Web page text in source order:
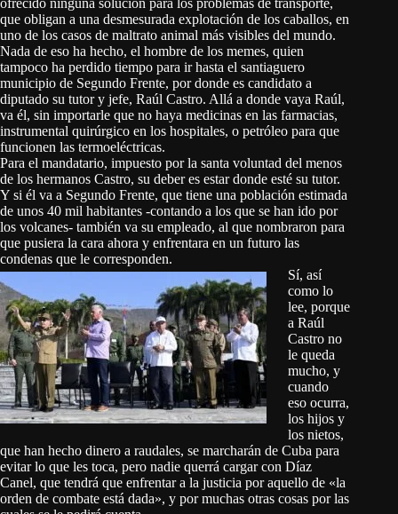
ofrecido ninguna solución para los problemas de transporte,
que obligan a una desmesurada explotación de los caballos, en
uno de los casos de maltrato animal más visibles del mundo.
Nada de eso ha hecho, el hombre de los memes, quien
tampoco ha perdido tiempo para ir hasta el santiaguero
municipio de Segundo Frente, por donde es candidato a
diputado su tutor y jefe, Raúl Castro. Allá a donde vaya Raúl,
va él, sin importarle que no haya medicinas en las farmacias,
instrumental quirúrgico en los hospitales, o petróleo para que
funcionen las termoeléctricas.
Para el mandatario, impuesto por la santa voluntad del menos
de los hermanos Castro, su deber es estar donde esté su tutor.
Y si él va a Segundo Frente, que tiene una población estimada
de unos 40 mil habitantes -contando a los que se han ido por
los volcanes- también va su empleado, al que nombraron para
que pusiera la cara ahora y enfrentara en un futuro las
condenas que le corresponden.
Sí, así
como lo
lee, porque
a Raúl
Castro no
le queda
mucho, y
cuando
eso ocurra,
los hijos y
los nietos,
que han hecho dinero a raudales, se marcharán de Cuba para
evitar lo que les toca, pero nadie querrá cargar con Díaz
Canel, que tendrá que enfrentar a la justicia por aquello de «la
orden de combate está dada», y por muchas otras cosas por las